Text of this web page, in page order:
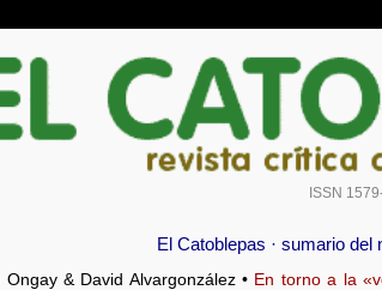
ISSN
El Catoblepas · sumario del
Ongay & David Alvargonzález • En torno a la